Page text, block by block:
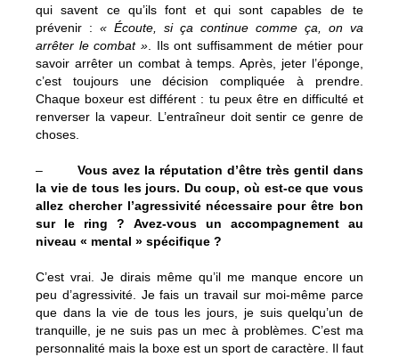
qui savent ce qu’ils font et qui sont capables de te
prévenir : « Écoute, si ça continue comme ça, on va
arrêter le combat » . Ils ont suffisamment de métier pour
savoir arrêter un combat à temps. Après, jeter l’éponge,
c’est toujours une décision compliquée à prendre.
Chaque boxeur est différent : tu peux être en difficulté et
renverser la vapeur. L’entraîneur doit sentir ce genre de
choses.
–Vous avez la réputation d’être très gentil dans
la vie de tous les jours. Du coup, où est-ce que vous
allez chercher l’agressivité nécessaire pour être bon
sur le ring ? Avez-vous un accompagnement au
niveau « mental » spécifique ?
C’est vrai. Je dirais même qu’il me manque encore un
peu d’agressivité. Je fais un travail sur moi-même parce
que dans la vie de tous les jours, je suis quelqu’un de
tranquille, je ne suis pas un mec à problèmes. C’est ma
personnalité mais la boxe est un sport de caractère. Il faut